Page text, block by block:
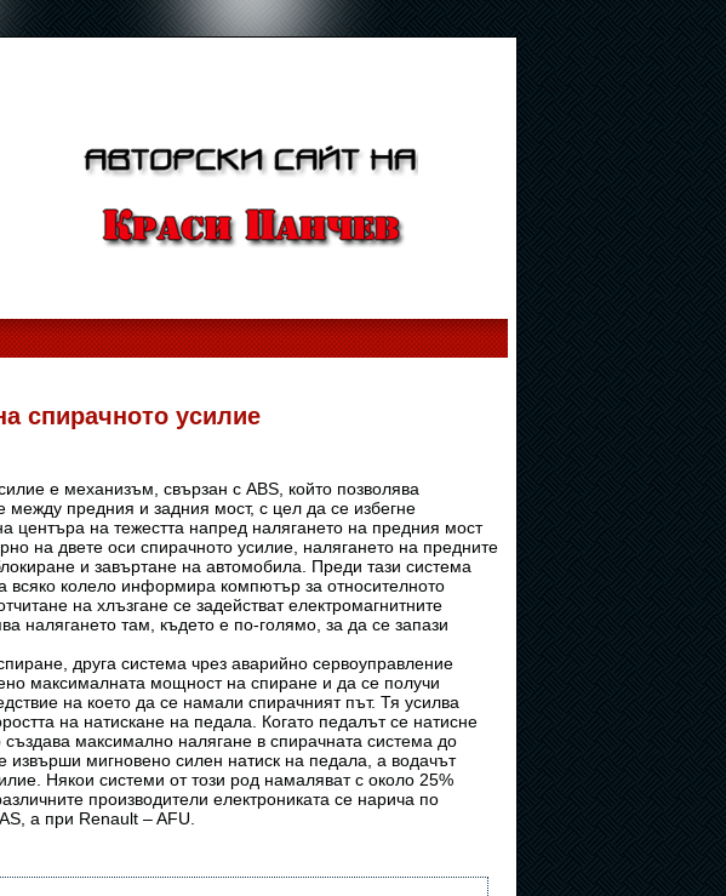
спирачното усилие
е механизъм, свързан с ABS, който позволява
предния и задния мост, с цел да се избегне
центъра на тежестта напред налягането на предния мост
на двете оси спирачното усилие, налягането на предните
и завъртане на автомобила. Преди тази система
колело информира компютър за относителното
на хлъзгане се задействат електромагнитните
налягането там, където е по-голямо, за да се запази
друга система чрез аварийно сервоуправление
максималната мощност на спиране и да се получи
на което да се намали спирачният път. Тя усилва
на натискане на педала. Когато педалът се натисне
създава максимално налягане в спирачната система до
мигновено силен натиск на педала, а водачът
Някои системи от този род намаляват с около 25%
производители електрониката се нарича по
а при Renault – AFU.